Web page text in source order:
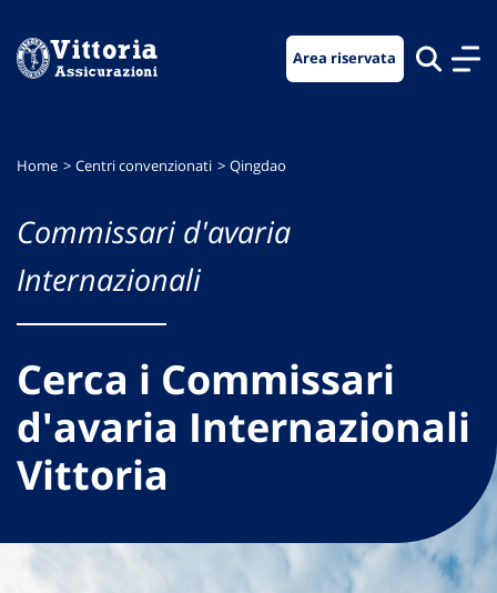
menu
contenuto
footer
Area riservata
Home Centri convenzionati Qingdao
Commissari d'avaria
Internazionali
Cerca i Commissari
d'avaria Internazionali
Vittoria